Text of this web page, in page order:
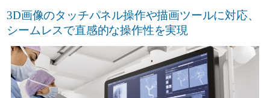
3D画像のタッチパネル操作や描画ツールに対応、
シームレスで直感的な操作性を実現